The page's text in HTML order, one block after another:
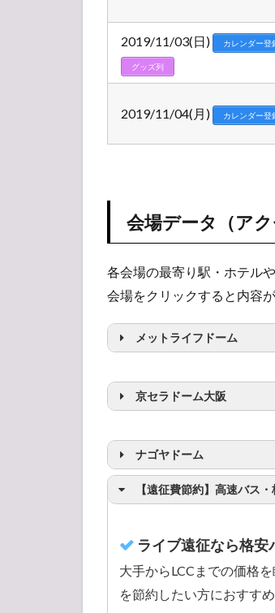
2019/11/03(日) カレンダー登
グッズ列
2019/11/04(月) カレンダー登
会場データ（ア
各会場の最寄り駅・ホテル
会場をクリックすると内容が
メットライフドーム
最寄り駐車場
京セラドーム大阪
最寄りの駅
ナゴヤドーム
電車の場合：最寄り
【遠征費節約】高速バス
ライブ遠征なら格
大手からLCCまでの価格
を節約したい方におすすめ